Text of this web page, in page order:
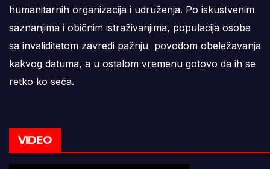
humanitarnih organizacija i udruženja. Po iskustvenim
saznanjima i običnim istraživanjima, populacija osoba
sa invaliditetom zavredi pažnju povodom obeležavanja
kakvog datuma, a u ostalom vremenu gotovo da ih se
retko ko seća.
VIDEO